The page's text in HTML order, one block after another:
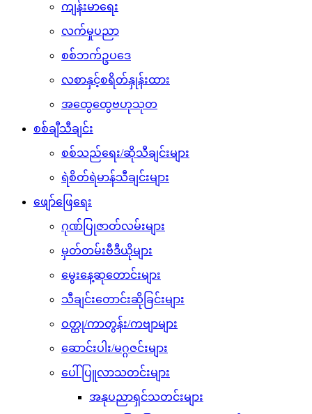
ကျန်းမာရေး
လက်မှုပညာ
စစ်ဘက်ဥပဒေ
လစာနှင့်စရိတ်နှုန်းထား
အထွေထွေဗဟုသုတ
စစ်ချီသီချင်း
စစ်သည်ရေး/ဆိုသီချင်းများ
ရဲစိတ်ရဲမာန်သီချင်းများ
ဖျော်ဖြေရေး
ဂုဏ်ပြုဇာတ်လမ်းများ
မှတ်တမ်းဗီဒီယိုများ
မွေးနေ့ဆုတောင်းများ
သီချင်းတောင်းဆိုခြင်းများ
ဝတ္ထု/ကာတွန်း/ကဗျာများ
ဆောင်းပါး/မဂ္ဂဇင်းများ
ပေါ်ပြူလာသတင်းများ
အနုပညာရှင်သတင်းများ